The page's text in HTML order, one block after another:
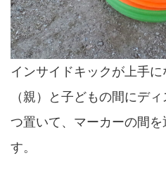
インサイドキックが上手
（親）と子どもの間にデ
つ置いて、マーカーの間
す。